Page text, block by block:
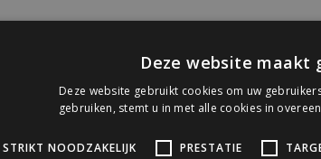
Deze website maakt
Deze website gebruikt cookies om uw
gebruiken, stemt u in met alle cookies in
STRIKT NOODZAKELIJK PRESTATIE